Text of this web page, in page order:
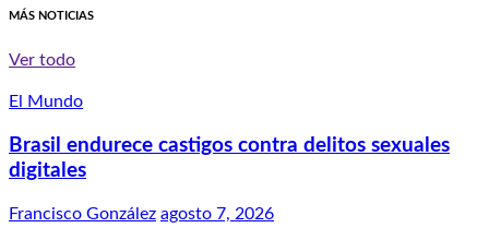
MÁS NOTICIAS
Ver todo
El Mundo
Brasil endurece castigos contra delitos sexuales
digitales
Francisco González agosto 7, 2026